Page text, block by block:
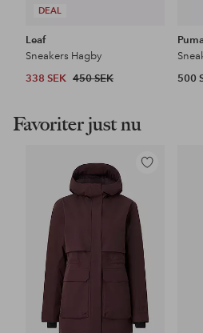
DEAL
Leaf
Sneakers Hagby
338 SEK 450 SEK
500
Favoriter just nu
Lägg
favoriter